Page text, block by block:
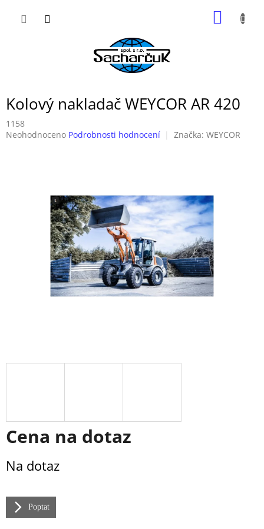
Kolový nakladač WEYCOR AR 420
1158
Průměrné
Neohodnoceno Podrobnosti hodnocení Značka: WEYCOR
Cena na dotaz
cena:
Na dotaz
Poptat